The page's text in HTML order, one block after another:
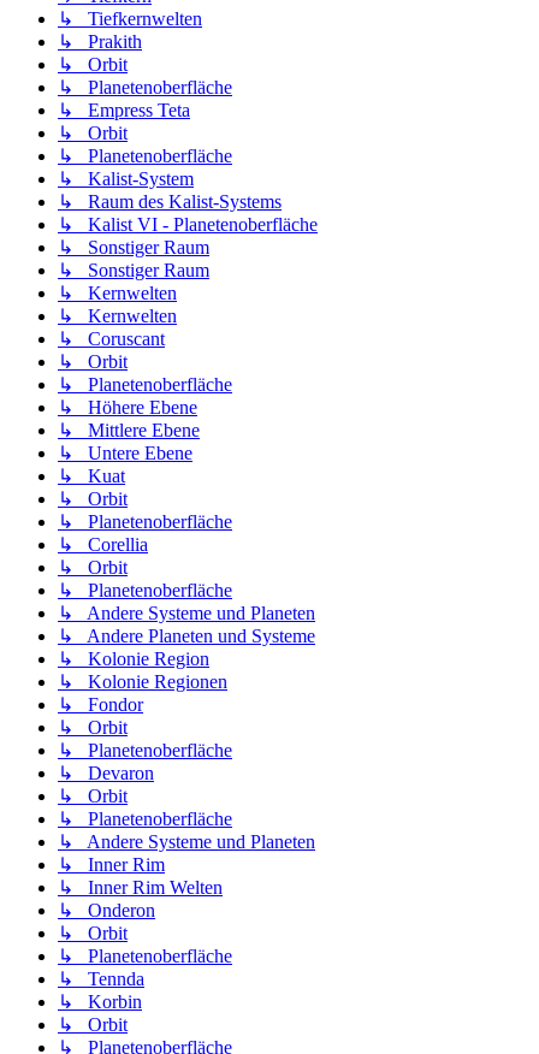
↳ Tiefkernwelten
↳ Prakith
↳ Orbit
↳ Planetenoberfläche
↳ Empress Teta
↳ Orbit
↳ Planetenoberfläche
↳ Kalist-System
↳ Raum des Kalist-Systems
↳ Kalist VI - Planetenoberfläche
↳ Sonstiger Raum
↳ Sonstiger Raum
↳ Kernwelten
↳ Kernwelten
↳ Coruscant
↳ Orbit
↳ Planetenoberfläche
↳ Höhere Ebene
↳ Mittlere Ebene
↳ Untere Ebene
↳ Kuat
↳ Orbit
↳ Planetenoberfläche
↳ Corellia
↳ Orbit
↳ Planetenoberfläche
↳ Andere Systeme und Planeten
↳ Andere Planeten und Systeme
↳ Kolonie Region
↳ Kolonie Regionen
↳ Fondor
↳ Orbit
↳ Planetenoberfläche
↳ Devaron
↳ Orbit
↳ Planetenoberfläche
↳ Andere Systeme und Planeten
↳ Inner Rim
↳ Inner Rim Welten
↳ Onderon
↳ Orbit
↳ Planetenoberfläche
↳ Tennda
↳ Korbin
↳ Orbit
↳ Planetenoberfläche